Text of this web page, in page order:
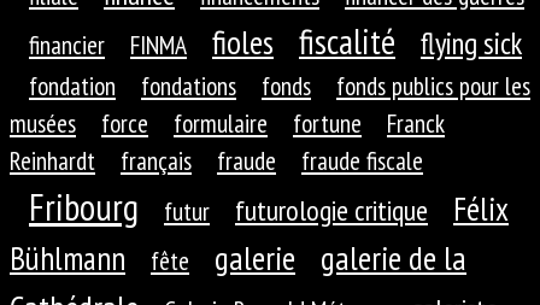
financier
FINMA fioles fiscalité flying sick
fondation fondations fonds
fonds publics pour les
musées
force formulaire fortune
Franck
Reinhardt
français fraude fraude fiscale
Fribourg futur futurologie critique
Félix
Bühlmann
fête galerie
galerie de la